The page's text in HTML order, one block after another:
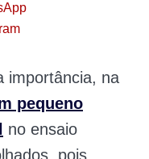
importância, na
pequeno
no ensaio
pois